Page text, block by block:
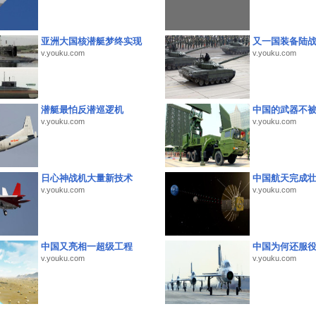
亚洲大国核潜艇梦终实现
v.youku.com
又一国装备陆
v.youku.com
潜艇最怕反潜巡逻机
v.youku.com
中国的武器不
v.youku.com
日心神战机大量新技术
v.youku.com
中国航天完成
v.youku.com
中国又亮相一超级工程
v.youku.com
中国为何还服
v.youku.com